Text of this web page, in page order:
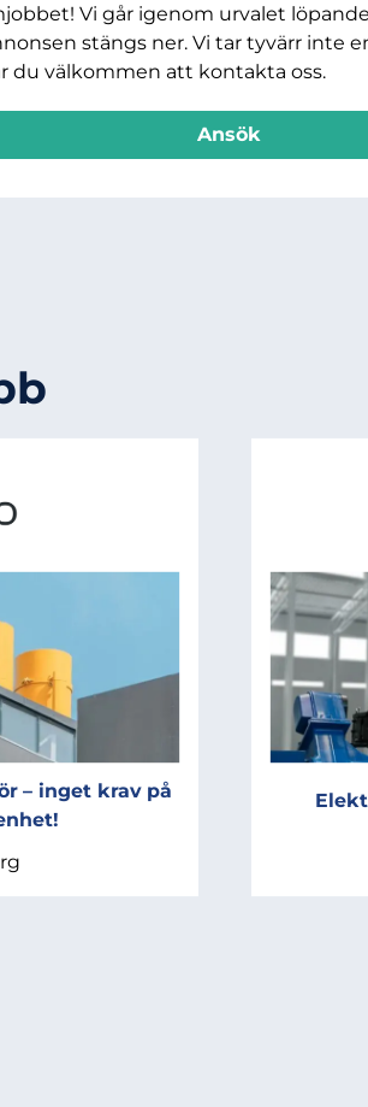
Vi går igenom urvalet
stängs ner. Vi tar tyvärr inte
du välkommen att kontakta oss.
Ansök
– inget krav på